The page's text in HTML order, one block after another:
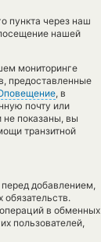
пункта через наш
нашей
мониторинге
предоставленные
, в
почту или
не показаны, вы
транзитной
добавлением,
в обменных
пользователей,